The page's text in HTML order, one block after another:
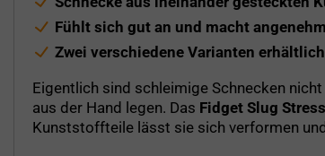
Fühlt sich gut an und macht
Zwei verschiedene Varianten
Eigentlich sind schleimige Schnecken
aus der Hand legen. Das Fidget Slug
Kunststoffteile lässt sie sich verformen